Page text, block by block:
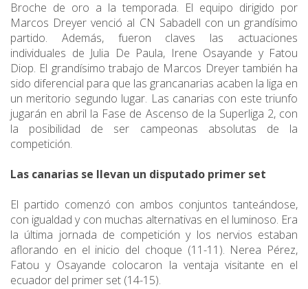
Broche de oro a la temporada. El equipo dirigido por
Marcos Dreyer venció al CN Sabadell con un grandísimo
partido. Además, fueron claves las actuaciones
individuales de Julia De Paula, Irene Osayande y Fatou
Diop. El grandísimo trabajo de Marcos Dreyer también ha
sido diferencial para que las grancanarias acaben la liga en
un meritorio segundo lugar. Las canarias con este triunfo
jugarán en abril la Fase de Ascenso de la Superliga 2, con
la posibilidad de ser campeonas absolutas de la
competición.
Las canarias se llevan un disputado primer set
El partido comenzó con ambos conjuntos tanteándose,
con igualdad y con muchas alternativas en el luminoso. Era
la última jornada de competición y los nervios estaban
aflorando en el inicio del choque (11-11). Nerea Pérez,
Fatou y Osayande colocaron la ventaja visitante en el
ecuador del primer set (14-15).